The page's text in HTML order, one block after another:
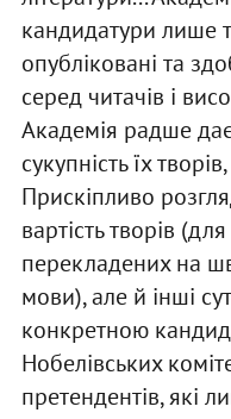
кандидатури лише
опубліковані та
серед читачів і
Академія радше
сукупність їх
Прискіпливо
вартість творів
перекладених на
мови), але й інші
конкретною
Нобелівських
претендентів, які